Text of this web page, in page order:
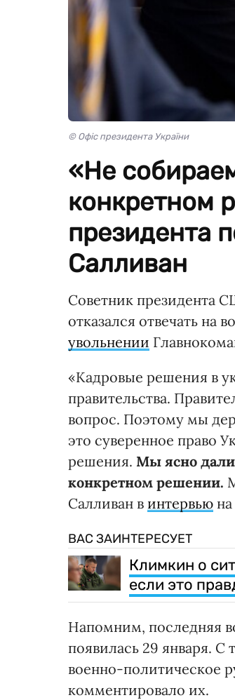
© Офіс президента України
«Не
конкретном
президента
Салливан
Советник президента
отказался отвечать на
увольнении
«Кадровые решения в
правительства.
вопрос. Поэтому мы
это суверенное право
решения. Мы ясно дали
конкретном решении.
Салливан в интервью
ВАС ЗАИНТЕРЕСУЕТ
Климкин о
если это
Напомним, последняя
появилась 29 января.
военно-политическое
комментировало их.